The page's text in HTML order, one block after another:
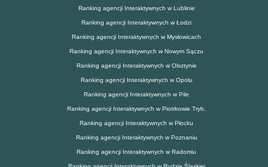
Ranking agencji Interaktywnych w Lublinie
Ranking agencji Interaktywnych w Łodzi
Ranking agencji Interaktywnych w Mysłowicach
Ranking agencji Interaktywnych w Nowym Sączu
Ranking agencji Interaktywnych w Olsztynie
Ranking agencji Interaktywnych w Opolu
Ranking agencji Interaktywnych w Pile
Ranking agencji Interaktywnych w Piotrkowie Tryb.
Ranking agencji Interaktywnych w Płocku
Ranking agencji Interaktywnych w Poznaniu
Ranking agencji Interaktywnych w Radomiu